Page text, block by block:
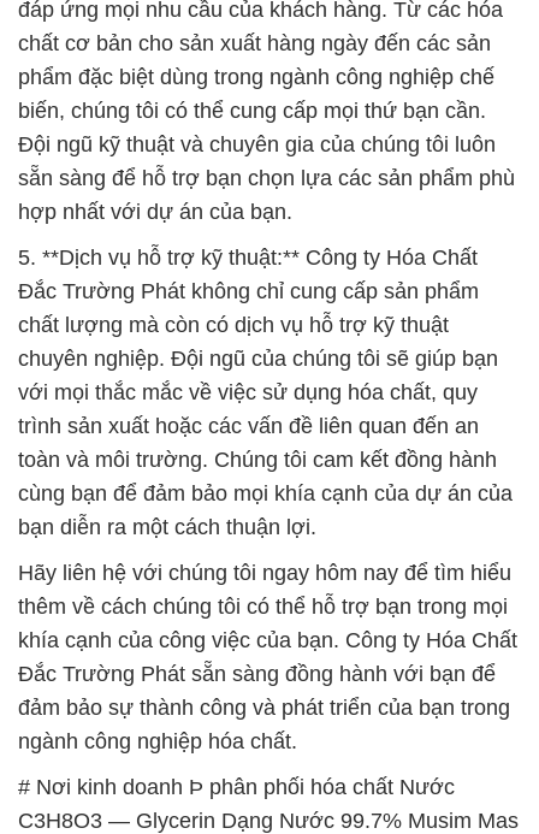
đáp ứng mọi nhu cầu của khách hàng. Từ các hóa
chất cơ bản cho sản xuất hàng ngày đến các sản
phẩm đặc biệt dùng trong ngành công nghiệp chế
biến, chúng tôi có thể cung cấp mọi thứ bạn cần.
Đội ngũ kỹ thuật và chuyên gia của chúng tôi luôn
sẵn sàng để hỗ trợ bạn chọn lựa các sản phẩm phù
hợp nhất với dự án của bạn.
5. **Dịch vụ hỗ trợ kỹ thuật:** Công ty Hóa Chất
Đắc Trường Phát không chỉ cung cấp sản phẩm
chất lượng mà còn có dịch vụ hỗ trợ kỹ thuật
chuyên nghiệp. Đội ngũ của chúng tôi sẽ giúp bạn
với mọi thắc mắc về việc sử dụng hóa chất, quy
trình sản xuất hoặc các vấn đề liên quan đến an
toàn và môi trường. Chúng tôi cam kết đồng hành
cùng bạn để đảm bảo mọi khía cạnh của dự án của
bạn diễn ra một cách thuận lợi.
Hãy liên hệ với chúng tôi ngay hôm nay để tìm hiểu
thêm về cách chúng tôi có thể hỗ trợ bạn trong mọi
khía cạnh của công việc của bạn. Công ty Hóa Chất
Đắc Trường Phát sẵn sàng đồng hành với bạn để
đảm bảo sự thành công và phát triển của bạn trong
ngành công nghiệp hóa chất.
# Nơi kinh doanh Þ phân phối hóa chất Nước
C3H8O3 — Glycerin Dạng Nước 99.7% Musim Mas